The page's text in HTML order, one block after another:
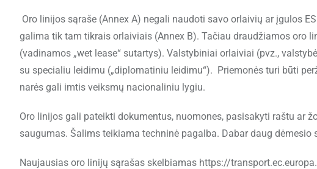
Oro linijos sąraše (Annex A) negali naudoti savo orlaivių ar įgulos
galima tik tam tikrais orlaiviais (Annex B). Tačiau draudžiamos oro
(vadinamos „wet lease“ sutartys). Valstybiniai orlaiviai (pvz.,
su specialiu leidimu („diplomatiniu leidimu“). Priemonės turi būti
narės gali imtis veiksmų nacionaliniu lygiu.
Oro linijos gali pateikti dokumentus, nuomones, pasisakyti raštu ar
saugumas. Šalims teikiama techninė pagalba. Dabar daug
Naujausias oro linijų sąrašas skelbiamas https://